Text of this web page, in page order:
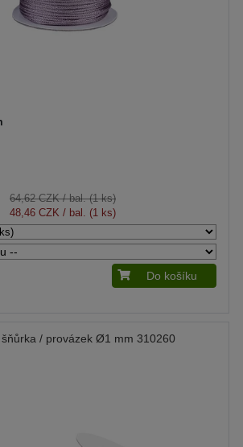
64,62 CZK/ bal. (1 ks)
48,46 CZK / bal. (1 ks)
Do košíku
/ provázek Ø1 mm 310260